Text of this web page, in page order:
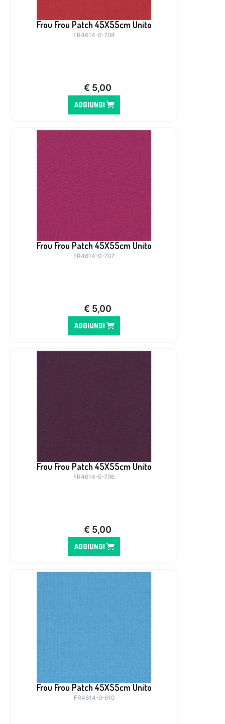
Frou Frou Patch 45X55cm Unito
FR4614-0-708
€ 5,00
AGGIUNGI
Frou Frou Patch 45X55cm Unito
FR4614-0-707
€ 5,00
AGGIUNGI
Frou Frou Patch 45X55cm Unito
FR4614-0-706
€ 5,00
AGGIUNGI
Frou Frou Patch 45X55cm Unito
FR4614-0-610